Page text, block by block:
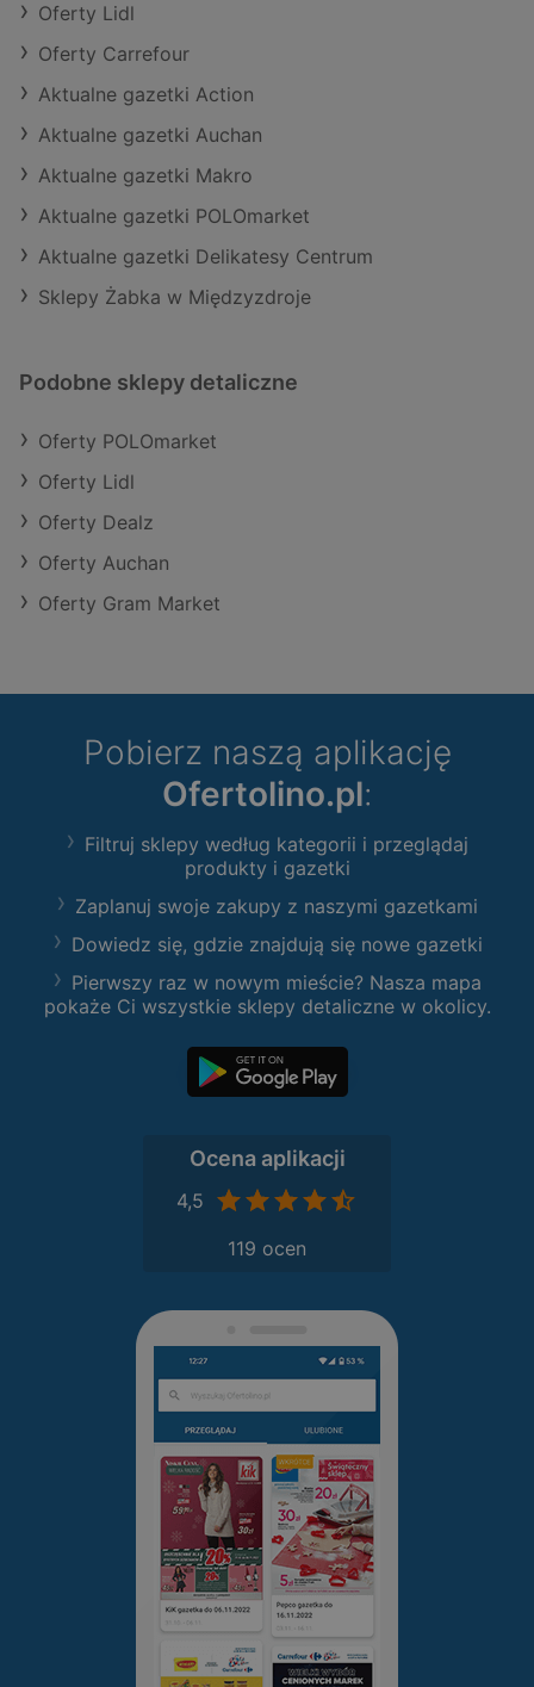
Oferty Lidl
Oferty Carrefour
Aktualne gazetki Action
Aktualne gazetki Auchan
Aktualne gazetki Makro
Aktualne gazetki POLOmarket
Aktualne gazetki Delikatesy Centrum
Sklepy Żabka w Międzyzdroje
Podobne sklepy detaliczne
Oferty POLOmarket
Oferty Lidl
Oferty Dealz
Oferty Auchan
Oferty Gram Market
Pobierz naszą aplikację
Ofertolino.pl:
Filtruj sklepy według kategorii i przeglądaj
produkty i gazetki
Zaplanuj swoje zakupy z naszymi gazetkami
Dowiedz się, gdzie znajdują się nowe gazetki
Pierwszy raz w nowym mieście? Nasza mapa
pokaże Ci wszystkie sklepy detaliczne w okolicy.
Ocena aplikacji
4,5
119 ocen